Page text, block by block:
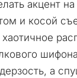
акцент
и косой
а